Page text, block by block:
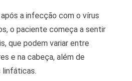
a infecção com o vírus
o paciente começa a sentir
que podem variar entre
e na cabeça, além de
linfáticas.